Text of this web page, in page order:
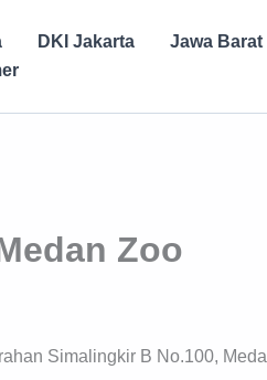
DKI Jakarta Jawa Barat
Zoo
Simalingkir B No.100,